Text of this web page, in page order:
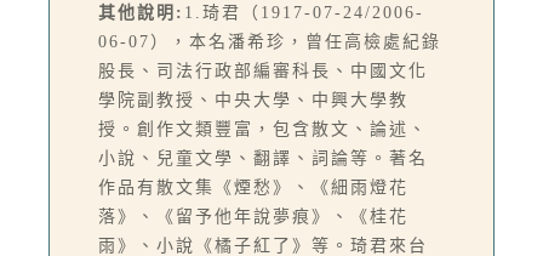
其他說明: 1.琦君（1917-07-24/2006-
06-07），本名潘希珍，曾任高檢處紀錄
股長、司法行政部編審科長、中國文化
學院副教授、中央大學、中興大學教
授。創作文類豐富，包含散文、論述、
小說、兒童文學、翻譯、詞論等。著名
作品有散文集《煙愁》、《細雨燈花
落》、《留予他年說夢痕》、《桂花
雨》、小說《橘子紅了》等。琦君來台